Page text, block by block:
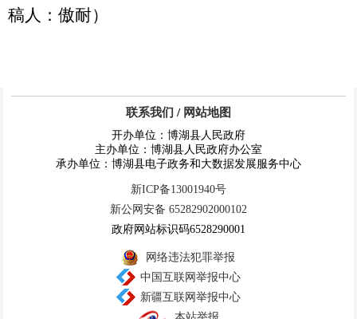
稿人：傲耐）
联系我们 / 网站地图
开办单位：博湖县人民政府
主办单位：博湖县人民政府办公室
承办单位：博湖县电子政务和大数据发展服务中心
新ICP备13001940号
新公网安备 65282902000102
政府网站标识码6528290001
网络违法犯罪举报
中国互联网举报中心
新疆互联网举报中心